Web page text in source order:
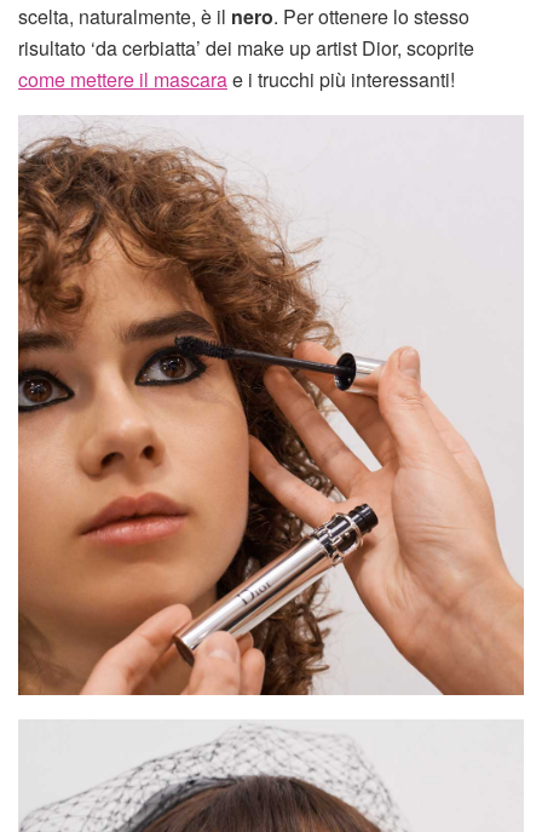
scelta, naturalmente, è il nero. Per ottenere lo stesso
risultato ‘da cerbiatta’ dei make up artist Dior, scoprite
come mettere il mascarae i trucchi più interessanti!